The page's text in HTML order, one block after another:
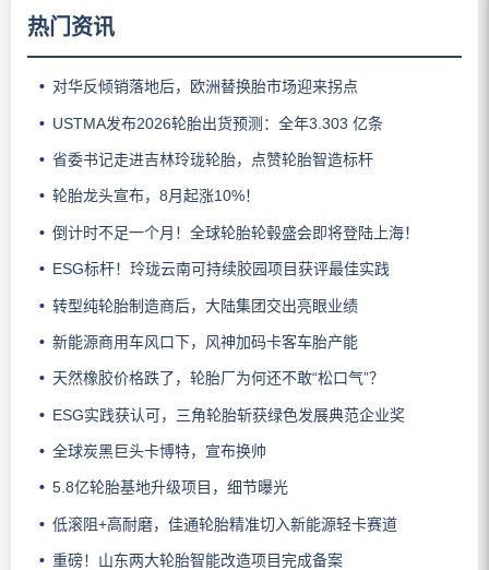
热门资讯
对华反倾销落地后，欧洲替换胎市场迎来拐点
USTMA发布2026轮胎出货预测：全年3.303 亿条
省委书记走进吉林玲珑轮胎，点赞轮胎智造标杆
轮胎龙头宣布，8月起涨10%！
倒计时不足一个月！全球轮胎轮毂盛会即将登陆上海！
ESG标杆！玲珑云南可持续胶园项目获评最佳实践
转型纯轮胎制造商后，大陆集团交出亮眼业绩
新能源商用车风口下，风神加码卡客车胎产能
天然橡胶价格跌了，轮胎厂为何还不敢“松口气”？
ESG实践获认可，三角轮胎斩获绿色发展典范企业奖
全球炭黑巨头卡博特，宣布换帅
5.8亿轮胎基地升级项目，细节曝光
低滚阻+高耐磨，佳通轮胎精准切入新能源轻卡赛道
重磅！山东两大轮胎智能改造项目完成备案